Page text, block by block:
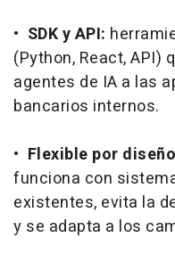
• SDK y API:
(Python, React, API)
agentes de IA a las
bancarios internos.
• Flexible por
funciona con
existentes, evita la
y se adapta a los